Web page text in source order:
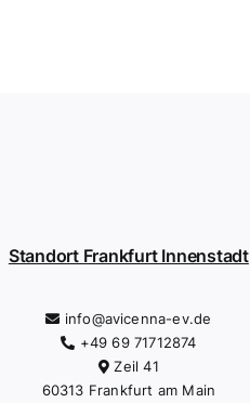
Standort Frankfurt Innenstadt
info@avicenna-ev.de
+49 69 71712874
Zeil 41
60313 Frankfurt am Main